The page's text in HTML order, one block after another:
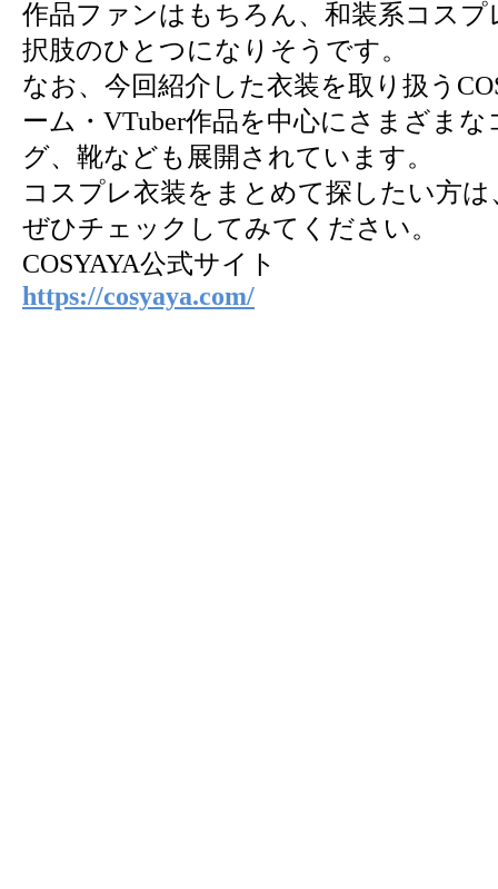
作品ファンはもちろん、和装系コス
択肢のひとつになりそうです。
なお、今回紹介した衣装を取り扱う
ーム・VTuber作品を中心にさまざま
グ、靴なども展開されています。
コスプレ衣装をまとめて探したい方は
ぜひチェックしてみてください。
COSYAYA公式サイト
https://cosyaya.com/